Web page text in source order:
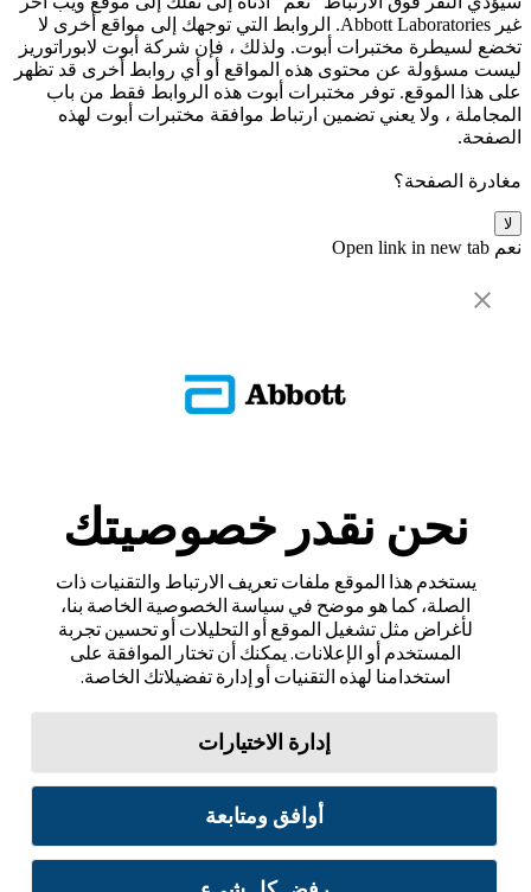
غير Abbott Laboratories. الروابط التي توجهك إلى مواقع أخرى لا
تخضع لسيطرة مختبرات أبوت. ولذلك ، فإن شركة أبوت لابوراتوريز
ليست مسؤولة عن محتوى هذه المواقع أو أي روابط أخرى قد تظهر
على هذا الموقع. توفر مختبرات أبوت هذه الروابط فقط من باب
المجاملة ، ولا يعني تضمين ارتباط موافقة مختبرات أبوت لهذه
الصفحة.
مغادرة الصفحة؟
لا
نعم Open link in new tab
نحن نقدر خصوصيتك
يستخدم هذا الموقع ملفات تعريف الارتباط والتقنيات ذات
الصلة، كما هو موضح في سياسة الخصوصية الخاصة بنا،
لأغراض مثل تشغيل الموقع أو التحليلات أو تحسين تجربة
المستخدم أو الإعلانات. يمكنك أن تختار الموافقة على
استخدامنا لهذه التقنيات أو إدارة تفضيلاتك الخاصة.
إدارة الاختيارات
أوافق ومتابعة